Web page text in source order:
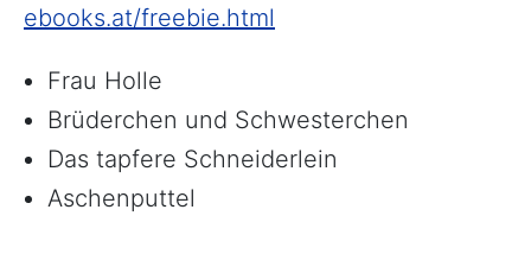
ebooks.at/freebie.html
Frau Holle
Brüderchen und Schwesterchen
Das tapfere Schneiderlein
Aschenputtel